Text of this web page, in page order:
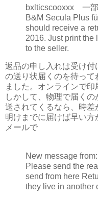
bxlticscooxxx 一部
B&M Secula Plus
should receive a
2016. Just print the
to the seller.
返品の申し入れは受け付
の送り状届くのを待っ
ました。オンラインで
しかして、物理で届く
送されてくるなら、時差
明けまでに届けば早い
メールで
New message
Please send the
send from here
they live in another